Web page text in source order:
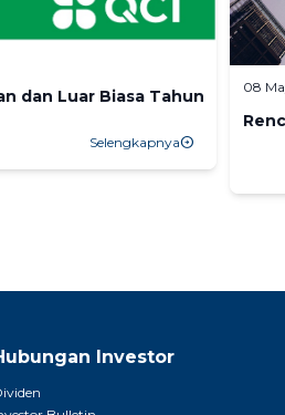
dan Luar Biasa Tahun 2026
Selengkapnyaarrow_circle_right
08
Investor